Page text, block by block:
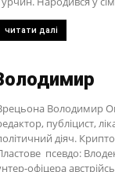
читати далі
Володимир
публіцист,
діяч.
псевдо:
офіцера